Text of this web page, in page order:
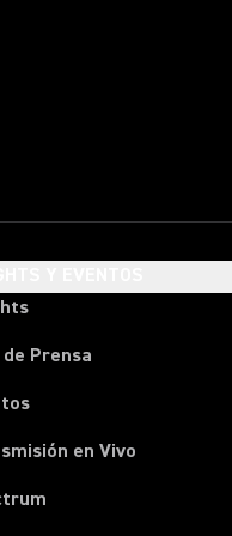
Prensa
en Vivo